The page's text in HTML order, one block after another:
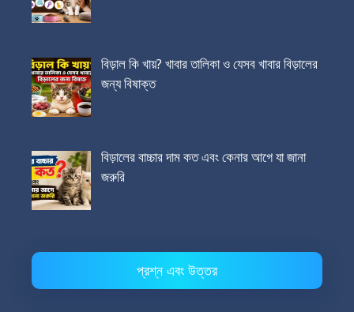
বিড়াল কি খায়? খাবার তালিকা ও যেসব খাবার বিড়ালের
জন্য বিষাক্ত
বিড়ালের বাচ্চার দাম কত এবং কেনার আগে যা জানা
জরুরি
প্রশ্ন এবং উত্তর